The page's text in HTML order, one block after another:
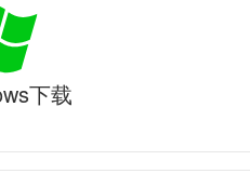
下载